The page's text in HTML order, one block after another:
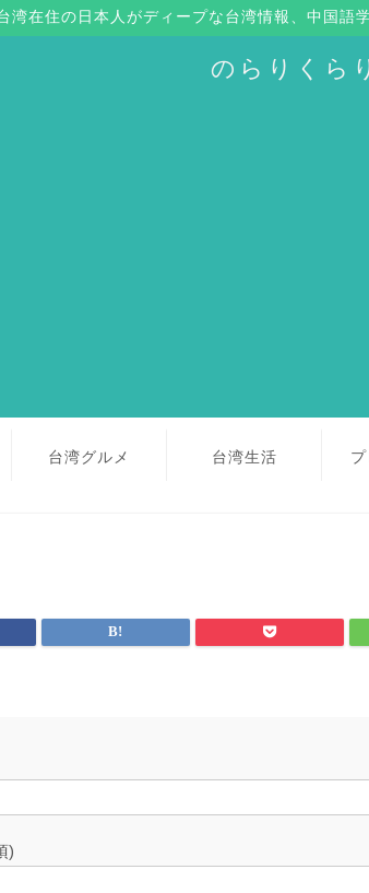
湾在住の日本人がディープな台湾情報、中国語
のらりくら
台湾グルメ 台湾生活
)